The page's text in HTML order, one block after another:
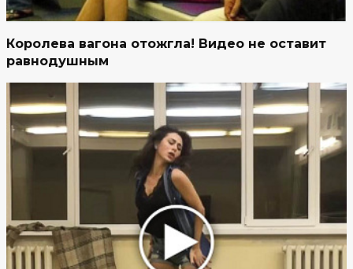
Королева вагона отожгла! Видео не оставит
равнодушным